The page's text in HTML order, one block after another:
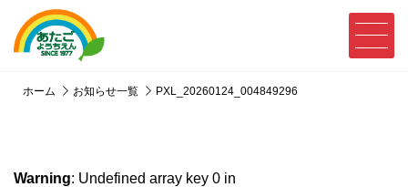
ホーム お知らせ一覧 PXL_20260124_004849296
Warning: Undefined array key 0 in